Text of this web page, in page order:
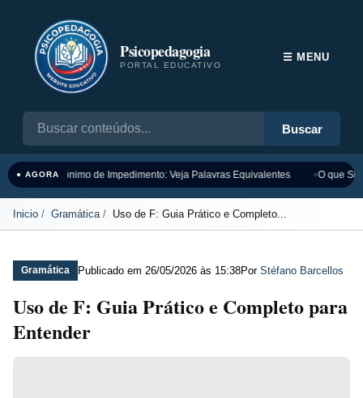
Psicopedagogia
PORTAL EDUCATIVO
Buscar
☰ MENU
● AGORASinônimo de Impedimento: Veja Palavras Equivalentes O que
Inicio Gramática Uso de F: Guia Prático e Completo...
Gramática Publicado em 26/05/2026 às 15:38Por Stéfano Barcellos
Uso de F: Guia Prático e Completo para
Entender